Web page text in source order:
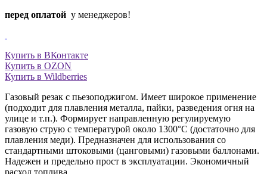
перед оплатой у менеджеров!
Купить в ВКонтакте
Купить в OZON
Купить в Wildberries
Газовый резак с пьезоподжигом. Имеет широкое применение
(подходит для плавления металла, пайки, разведения огня на
улице и т.п.). Формирует направленную регулируемую
газовую струю с температурой около 1300°С (достаточно для
плавления меди). Предназначен для использования со
стандартными штоковыми (цанговыми) газовыми баллонами.
Надежен и предельно прост в эксплуатации. Экономичный
расход топлива.